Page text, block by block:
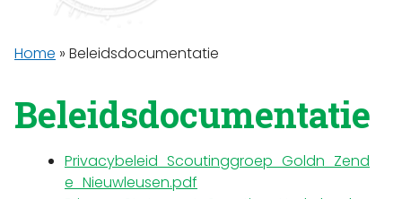
Home » Beleidsdocumentatie
Beleidsdocumentatie
Privacybeleid_Scoutinggroep_Goldn_Zend
e_Nieuwleusen.pdf